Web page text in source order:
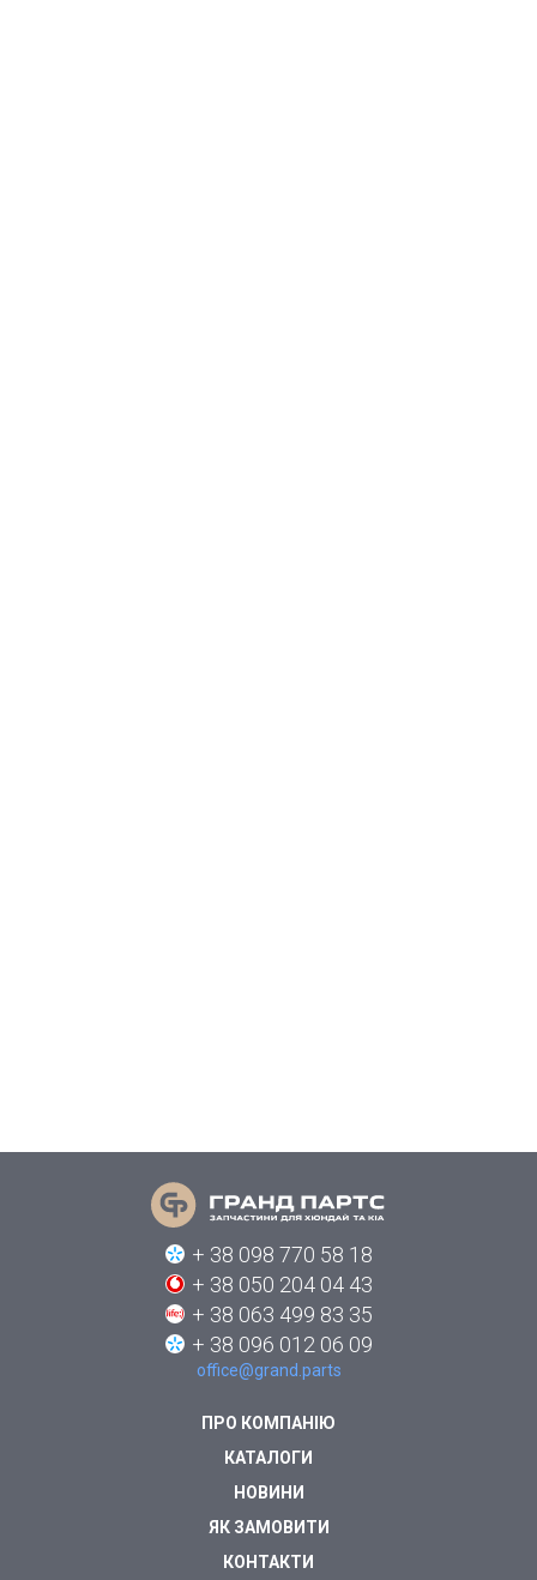
ПРО КОМПАНІЮ
КАТАЛОГИ
НОВИНИ
ЯК ЗАМОВИТИ
КОНТАКТИ
+ 38 098 770 58 18
+ 38 050 204 04 43
+ 38 063 499 83 35
+ 38 096 012 06 09
office@grand.parts